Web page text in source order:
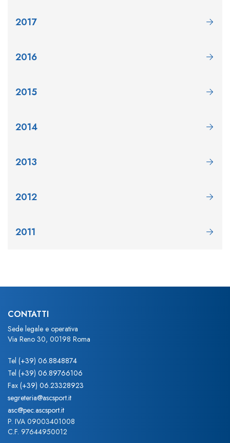
2017
2016
2015
2014
2013
2012
2011
CONTATTI
Sede legale e operativa
Via Reno 30, 00198 Roma
Tel (+39) 06.8848874
Tel (+39) 06.89766106
Fax (+39) 06.23328923
segreteria@ascsport.it
asc@pec.ascsport.it
P. IVA 09003401008
C.F. 97644950012